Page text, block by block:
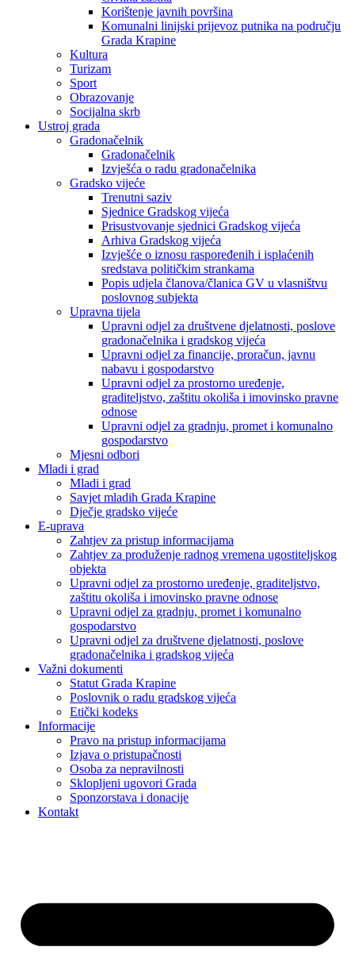
Korištenje javnih površina
Komunalni linijski prijevoz putnika na području
Grada Krapine
Kultura
Turizam
Sport
Obrazovanje
Socijalna skrb
Ustroj grada
Gradonačelnik
Gradonačelnik
Izvješća o radu gradonačelnika
Gradsko vijeće
Trenutni saziv
Sjednice Gradskog vijeća
Prisustvovanje sjednici Gradskog vijeća
Arhiva Gradskog vijeća
Izvješće o iznosu raspoređenih i isplaćenih
sredstava političkim strankama
Popis udjela članova/članica GV u vlasništvu
poslovnog subjekta
Upravna tijela
Upravni odjel za društvene djelatnosti, poslove
gradonačelnika i gradskog vijeća
Upravni odjel za financije, proračun, javnu
nabavu i gospodarstvo
Upravni odjel za prostorno uređenje,
graditeljstvo, zaštitu okoliša i imovinsko pravne
odnose
Upravni odjel za gradnju, promet i komunalno
gospodarstvo
Mjesni odbori
Mladi i grad
Mladi i grad
Savjet mladih Grada Krapine
Dječje gradsko vijeće
E-uprava
Zahtjev za pristup informacijama
Zahtjev za produženje radnog vremena ugostiteljskog
objekta
Upravni odjel za prostorno uređenje, graditeljstvo,
zaštitu okoliša i imovinsko pravne odnose
Upravni odjel za gradnju, promet i komunalno
gospodarstvo
Upravni odjel za društvene djelatnosti, poslove
gradonačelnika i gradskog vijeća
Važni dokumenti
Statut Grada Krapine
Poslovnik o radu gradskog vijeća
Etički kodeks
Informacije
Pravo na pristup informacijama
Izjava o pristupačnosti
Osoba za nepravilnosti
Sklopljeni ugovori Grada
Sponzorstava i donacije
Kontakt